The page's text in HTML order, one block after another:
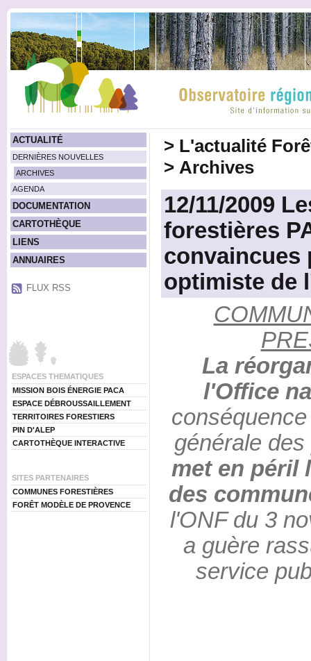
ACTUALITÉ
DERNIÈRES NOUVELLES
ARCHIVES
AGENDA
DOCUMENTATION
CARTOTHÈQUE
LIENS
ANNUAIRES
FLUX RSS
ESPACES THEMATIQUES
MISSION BOIS ÉNERGIE PACA
ESPACE DÉBROUSSAILLEMENT
TERRITOIRES FORESTIERS
PIN D'ALEP
CARTOTHÈQUE INTERACTIVE
SITES PARTENAIRES
COMMUNES FORESTIÈRES
FORÊT MODÈLE DE PROVENCE
> L'actualité
> Archives
12/11/2009
forestières
convaincues
optimiste de
La
l'Office
générale
met en péril
des
l'ONF du 3
a guère
service